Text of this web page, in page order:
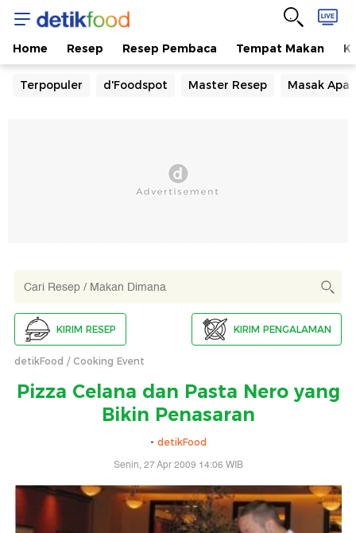
Home Resep Resep Pembaca Tempat Makan
Terpopuler d'Foodspot Master Resep Masak Apa
KIRIM RESEP KIRIM PENGALAMAN
detikFood Cooking Event
Pizza Celana dan Pasta Nero yang
Bikin Penasaran
- detikFood
Senin, 27 Apr 2009 14:06 WIB